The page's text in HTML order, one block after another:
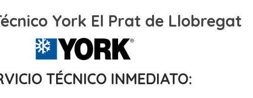
York El Prat de Llobregat
TÉCNICO INMEDIATO: